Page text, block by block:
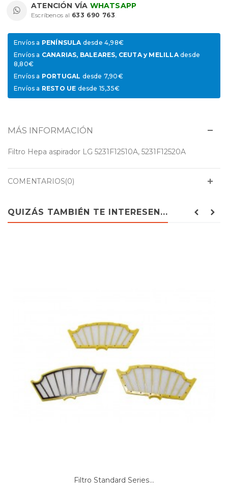
ATENCIÓN VÍA WHATSAPP
Escríbenos al 633 690 763.
Envíos a PENÍNSULAdesde 4,98€
Envíos a CANARIAS, BALEARES, CEUTA y MELILLAdesde
8,80€
Envíos a PORTUGAL desde 7,90€
Envíos a RESTO UE desde 15,35€
MÁS INFORMACIÓN
Filtro Hepa aspirador LG 5231F12510A, 5231F12520A
COMENTARIOS(0)
QUIZÁS TAMBIÉN TE INTERESEN...
Filtro Standard Series...